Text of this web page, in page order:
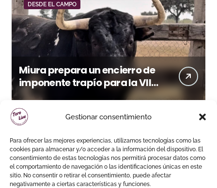
Gestionar consentimiento
Para ofrecer las mejores experiencias, utilizamos tecnologías como las
cookies para almacenar y/o acceder a la información del dispositivo. El
consentimiento de estas tecnologías nos permitirá procesar datos como
el comportamiento de navegación o las identificaciones únicas en este
sitio. No consentir o retirar el consentimiento, puede afectar
negativamente a ciertas características y funciones.
DESDE EL CAMPO
Miura prepara un encierro de
imponente trapío para la VIII
Corrida Magallánica